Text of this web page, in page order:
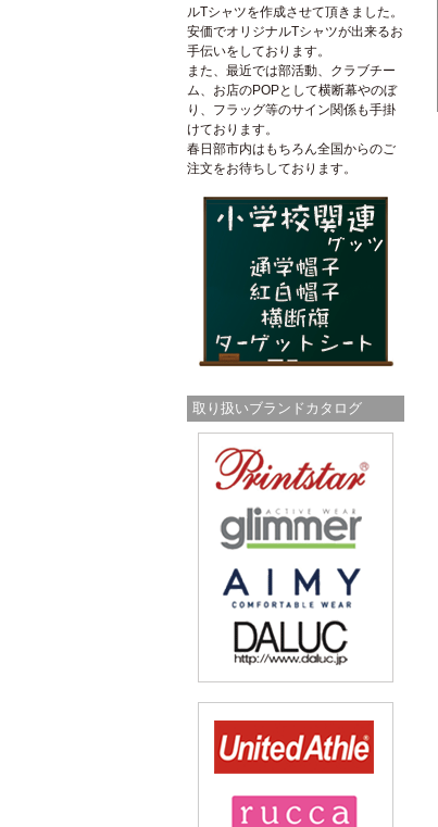
ルTシャツを作成させて頂きました。
安価でオリジナルTシャツが出来るお
手伝いをしております。
また、最近では部活動、クラブチー
ム、お店のPOPとして横断幕やのぼ
り、フラッグ等のサイン関係も手掛
けております。
春日部市内はもちろん全国からのご
注文をお待ちしております。
取り扱いブランドカタログ